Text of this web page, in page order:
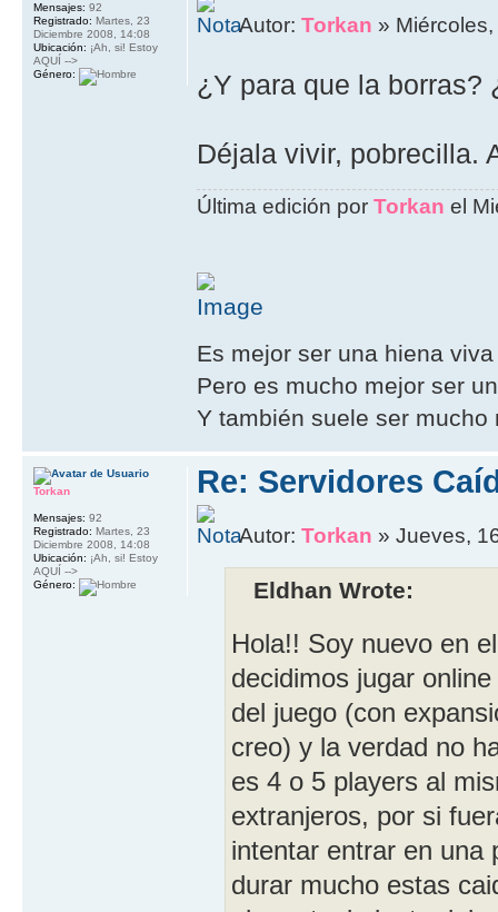
Autor:Torkan »
¿Y para que la borras?
Déjala vivir, pobrecilla.
Última edición porTorkan el
Es mejor ser una hiena
Pero es mucho mejor ser
Y también suele ser mucho
Mensajes: 92
Registrado: Martes, 23
Diciembre 2008, 14:08
Ubicación: ¡Ah, si! Estoy
AQUÍ -->
Género:
Re: Servidores
Autor:Torkan » Jueves,
Eldhan Wrote:
Hola!! Soy nuevo en
decidimos jugar
del juego (con
creo) y la verdad no
es 4 o 5 players al
extranjeros, por si
intentar entrar en una
durar mucho estas
Torkan
Mensajes: 92
Registrado: Martes, 23
Diciembre 2008, 14:08
Ubicación: ¡Ah, si! Estoy
AQUÍ -->
Género: